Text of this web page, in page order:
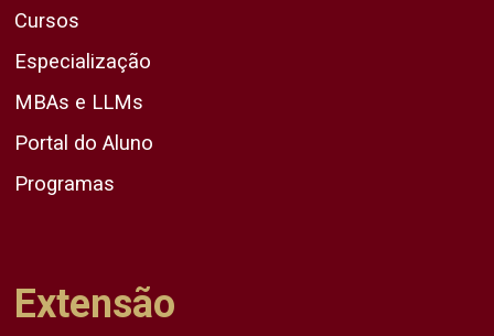
Cursos
Especialização
MBAs e LLMs
Portal do Aluno
Programas
Extensão